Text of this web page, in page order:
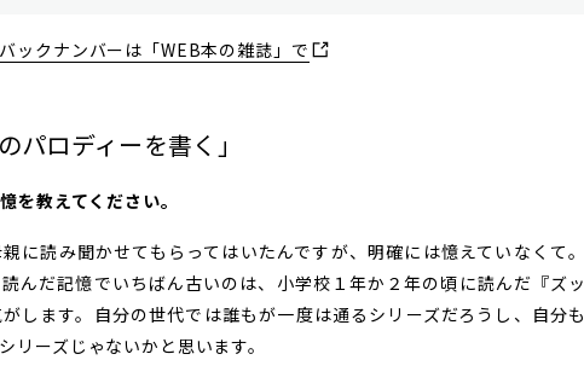
ックナンバーは「WEB本の雑誌」で
パロディーを書く」
を教えてください。
に読み聞かせてもらってはいたんですが、明確には憶えていなくて。
んだ記憶でいちばん古いのは、小学校１年か２年の頃に読んだ『ズッ
します。自分の世代では誰もが一度は通るシリーズだろうし、自分も
リーズじゃないかと思います。